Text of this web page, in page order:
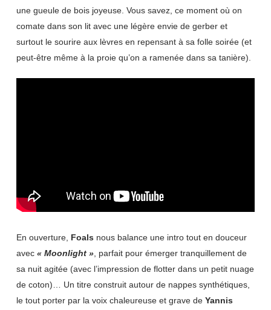
une gueule de bois joyeuse. Vous savez, ce moment où on
comate dans son lit avec une légère envie de gerber et
surtout le sourire aux lèvres en repensant à sa folle soirée (et
peut-être même à la proie qu’on a ramenée dans sa tanière).
En ouverture, Foals nous balance une intro tout en douceur
avec « Moonlight », parfait pour émerger tranquillement de
sa nuit agitée (avec l’impression de flotter dans un petit nuage
de coton)… Un titre construit autour de nappes synthétiques,
le tout porter par la voix chaleureuse et grave de Yannis